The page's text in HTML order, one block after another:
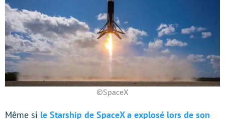
©SpaceX
Même si le Starship de SpaceX a explosé lors de son